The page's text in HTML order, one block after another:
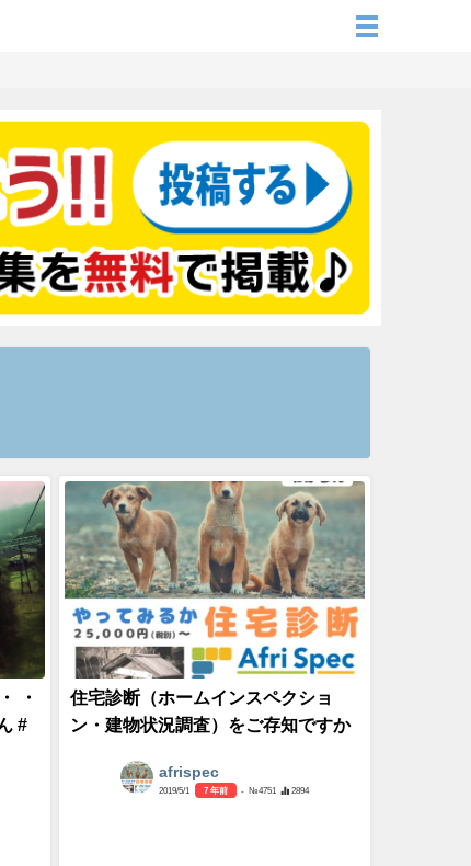
・
#
住宅診断（ホームインスペクショ
ン・建物状況調査）をご存知ですか
afrispec
2019/5/1 7 年前 - №4751 2894